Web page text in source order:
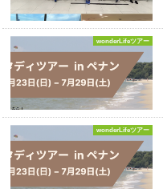
wonderLifeツアー
wonderLifeツアー